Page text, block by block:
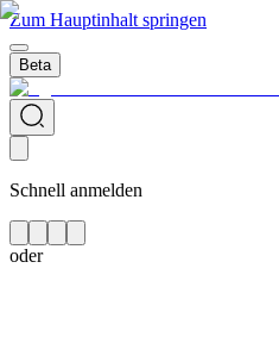
Zum Hauptinhalt springen
Beta
Schnell anmelden
oder